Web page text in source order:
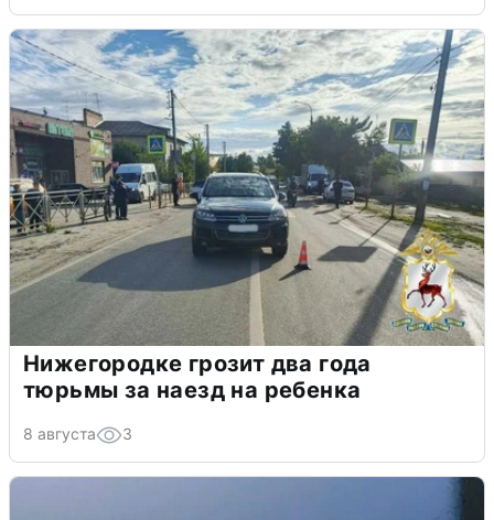
Нижегородке грозит два года
тюрьмы за наезд на ребенка
8 августа 3